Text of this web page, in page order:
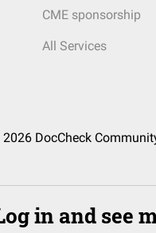
CME sponsorship
All Services
DocCheck
in and see